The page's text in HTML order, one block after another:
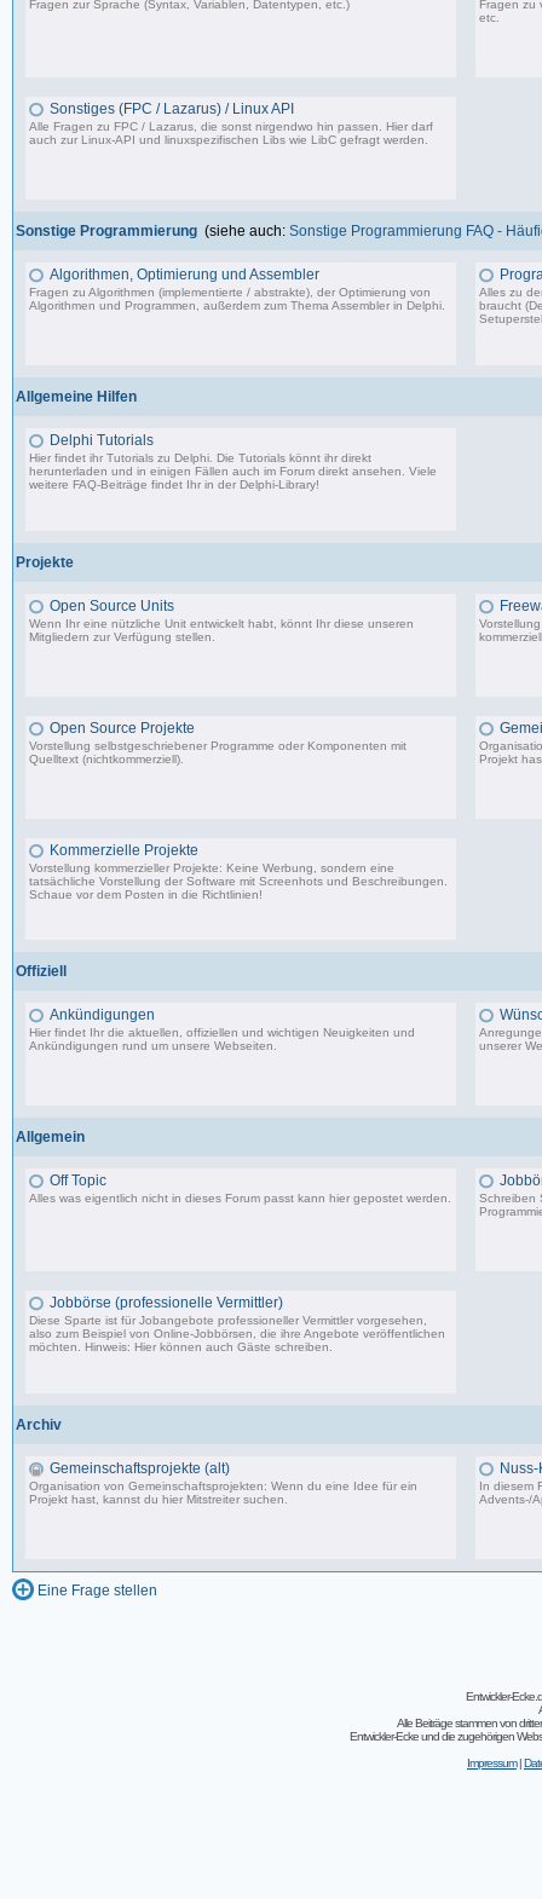
Fragen zur Sprache (Syntax, Variablen, Datentypen, etc.)
Fragen zu
etc.
Sonstiges (FPC / Lazarus) / Linux API
Alle Fragen zu FPC / Lazarus, die sonst nirgendwo hin passen. Hier darf
auch zur Linux-API und linuxspezifischen Libs wie LibC gefragt werden.
Sonstige Programmierung (siehe auch: Sonstige Programmierung FAQ -
Algorithmen, Optimierung und Assembler
Fragen zu Algorithmen (implementierte / abstrakte), der Optimierung von
Algorithmen und Programmen, außerdem zum Thema Assembler in Delphi.
Alles zu
braucht
Allgemeine Hilfen
Delphi Tutorials
Hier findet ihr Tutorials zu Delphi. Die Tutorials könnt ihr direkt
herunterladen und in einigen Fällen auch im Forum direkt ansehen. Viele
weitere FAQ-Beiträge findet Ihr in der Delphi-Library!
Projekte
Open Source Units
Wenn Ihr eine nützliche Unit entwickelt habt, könnt Ihr diese unseren
Mitgliedern zur Verfügung stellen.
Open Source Projekte
Vorstellung selbstgeschriebener Programme oder Komponenten mit
Quelltext (nichtkommerziell).
Projekt
Kommerzielle Projekte
Vorstellung kommerzieller Projekte: Keine Werbung, sondern eine
tatsächliche Vorstellung der Software mit Screenhots und Beschreibungen.
Schaue vor dem Posten in die Richtlinien!
Offiziell
Ankündigungen
Hier findet Ihr die aktuellen, offiziellen und wichtigen Neuigkeiten und
Ankündigungen rund um unsere Webseiten.
unserer
Allgemein
Off Topic
Alles was eigentlich nicht in dieses Forum passt kann hier gepostet werden.
Schreiben
Jobbörse (professionelle Vermittler)
Diese Sparte ist für Jobangebote professioneller Vermittler vorgesehen,
also zum Beispiel von Online-Jobbörsen, die ihre Angebote veröffentlichen
möchten. Hinweis: Hier können auch Gäste schreiben.
Archiv
Gemeinschaftsprojekte (alt)
Organisation von Gemeinschaftsprojekten: Wenn du eine Idee für ein
Projekt hast, kannst du hier Mitstreiter suchen.
Nuss-
In diesem
Advents-/
Eine Frage stellen
Entwickler-
Alle Beiträge stammen von
Entwickler-Ecke und die zugehörigen
Impressum|